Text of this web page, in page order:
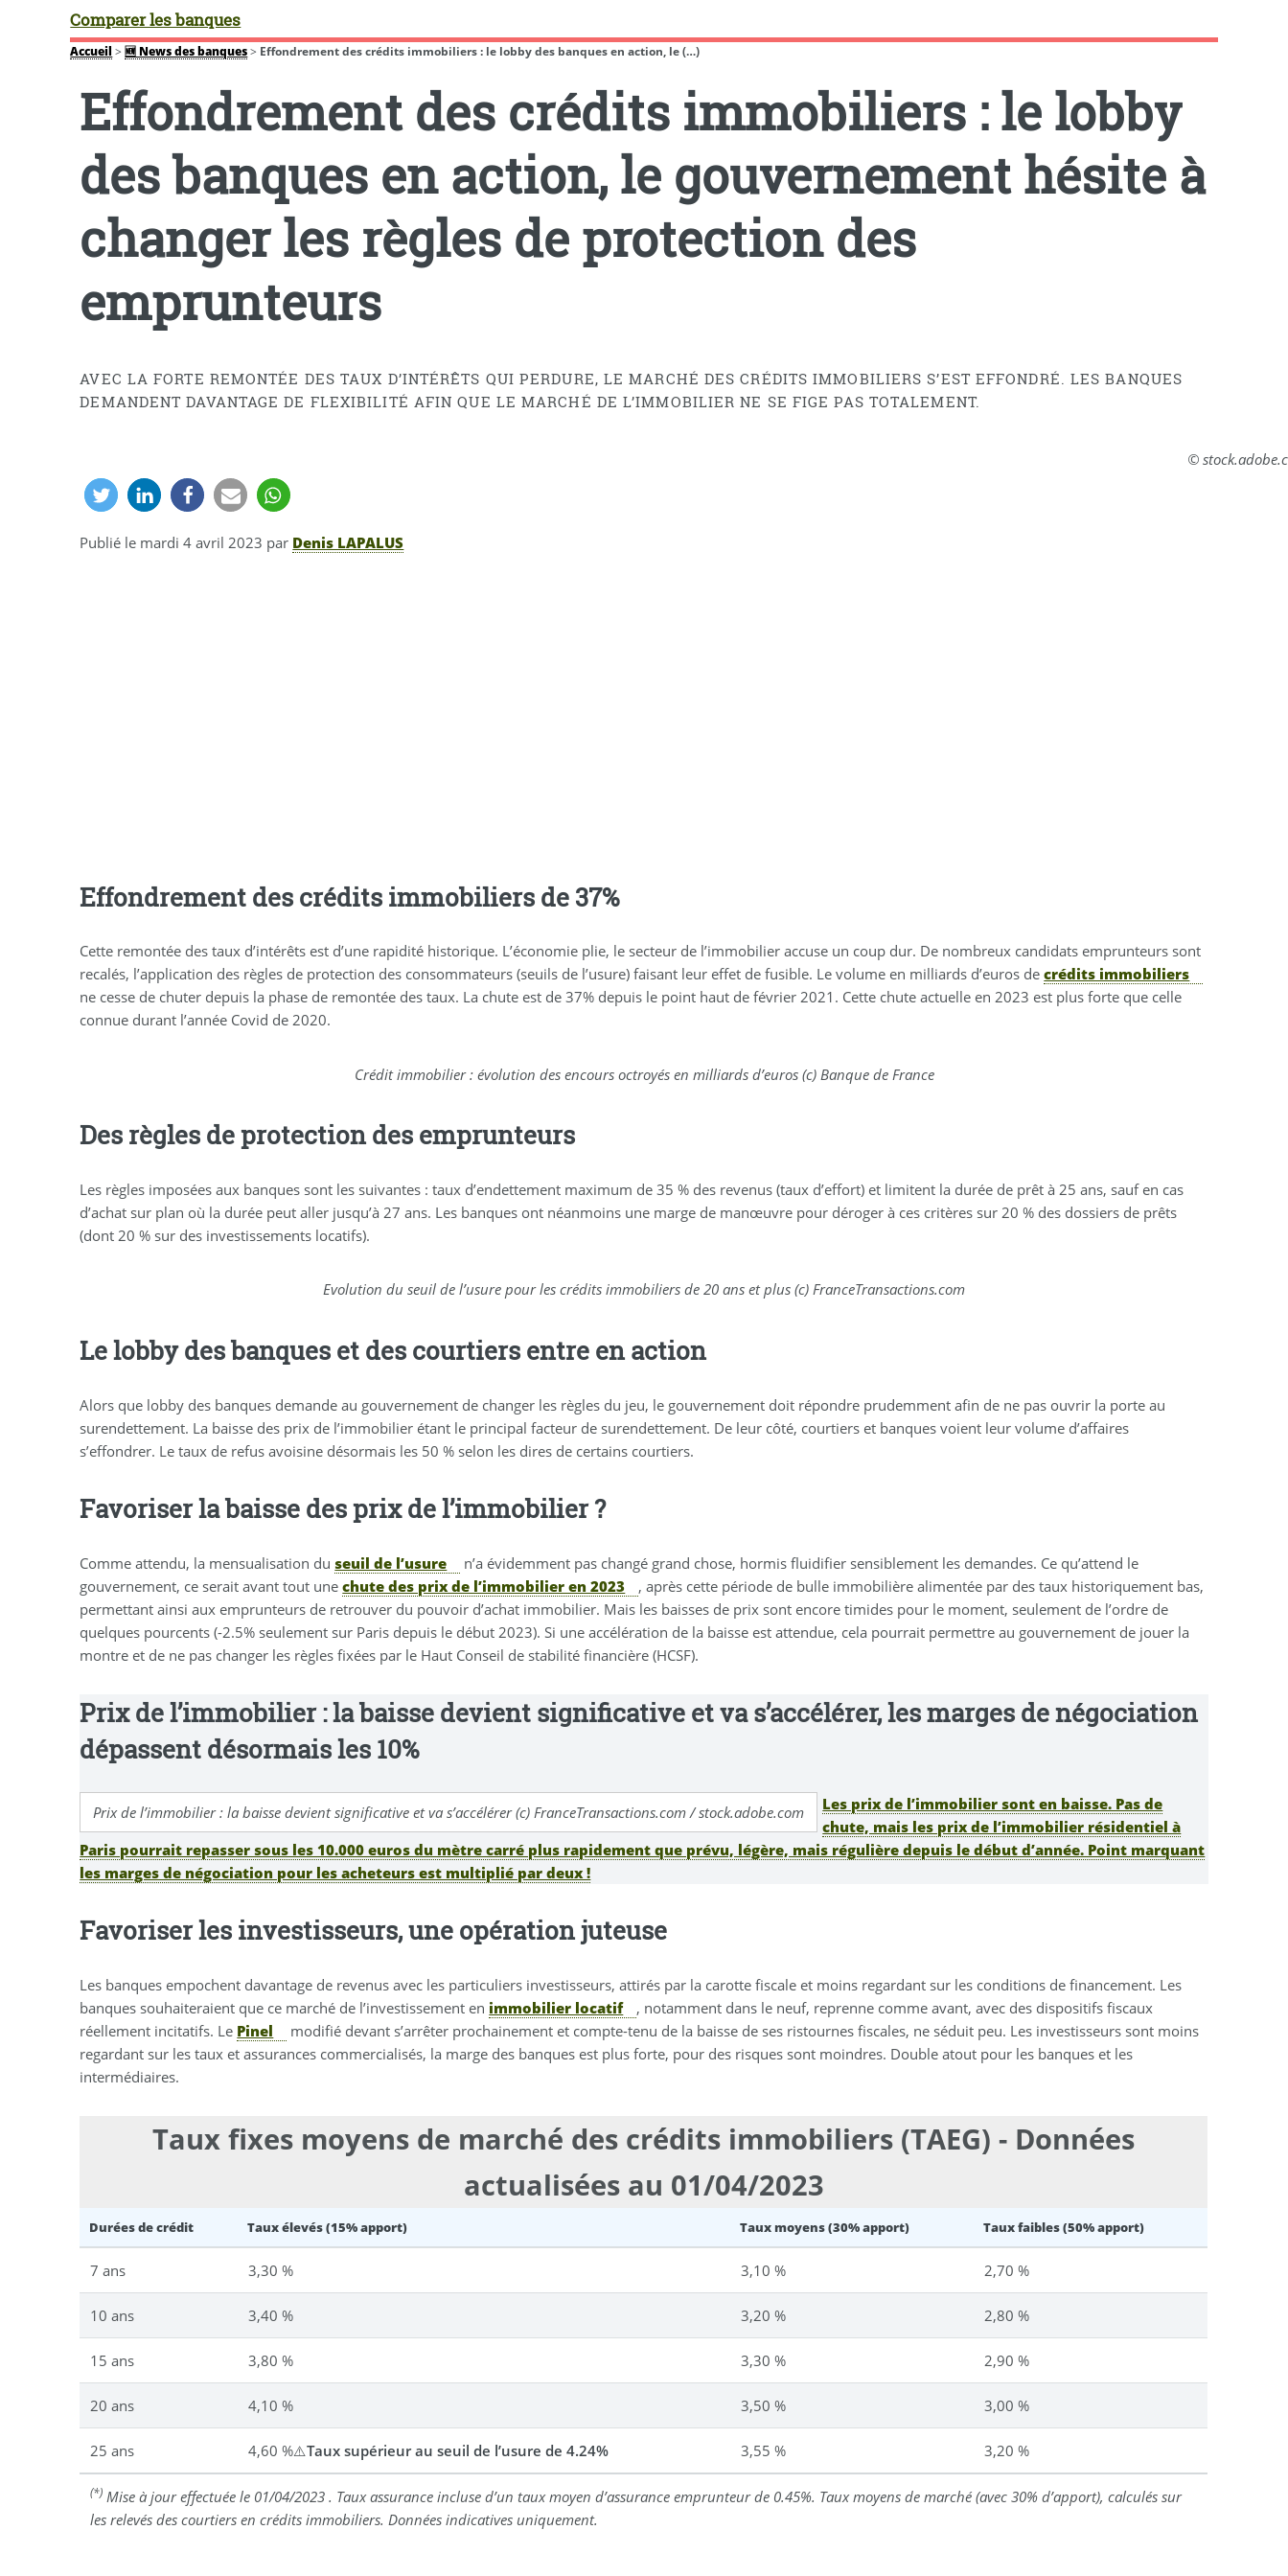
Comparer les banques
Accueil >🆕 News des banques> Effondrement des crédits immobiliers : le lobby des banques en action, le (…)
Effondrement des crédits immobiliers : le lobby
des banques en action, le gouvernement hésite à
changer les règles de protection des
emprunteurs
AVEC LA FORTE REMONTÉE DES TAUX D’INTÉRÊTS QUI PERDURE, LE MARCHÉ DES CRÉDITS IMMOBILIERS S’EST EFFONDRÉ. LES BANQUES
DEMANDENT DAVANTAGE DE FLEXIBILITÉ AFIN QUE LE MARCHÉ DE L’IMMOBILIER NE SE FIGE PAS TOTALEMENT.
©
Publié le mardi 4 avril 2023 par Denis LAPALUS
Effondrement des crédits immobiliers de 37%
Cette remontée des taux d’intérêts est d’une rapidité historique. L’économie plie, le secteur de l’immobilier accuse un coup dur. De nombreux candidats emprunteurs sont
recalés, l’application des règles de protection des consommateurs (seuils de l’usure) faisant leur effet de fusible. Le volume en milliards d’euros decrédits immobiliers
ne cesse de chuter depuis la phase de remontée des taux. La chute est de 37% depuis le point haut de février 2021. Cette chute actuelle en 2023 est plus forte que celle
connue durant l’année Covid de 2020.
Crédit immobilier : évolution des encours octroyés en milliards d’euros (c) Banque de France
Des règles de protection des emprunteurs
Les règles imposées aux banques sont les suivantes : taux d’endettement maximum de 35 % des revenus (taux d’effort) et limitent la durée de prêt à 25 ans, sauf en cas
d’achat sur plan où la durée peut aller jusqu’à 27 ans. Les banques ont néanmoins une marge de manœuvre pour déroger à ces critères sur 20 % des dossiers de prêts
(dont 20 % sur des investissements locatifs).
Evolution du seuil de l’usure pour les crédits immobiliers de 20 ans et plus (c) FranceTransactions.com
Le lobby des banques et des courtiers entre en action
Alors que lobby des banques demande au gouvernement de changer les règles du jeu, le gouvernement doit répondre prudemment afin de ne pas ouvrir la porte au
surendettement. La baisse des prix de l’immobilier étant le principal facteur de surendettement. De leur côté, courtiers et banques voient leur volume d’affaires
s’effondrer. Le taux de refus avoisine désormais les 50 % selon les dires de certains courtiers.
Favoriser la baisse des prix de l’immobilier ?
Comme attendu, la mensualisation duseuil de l’usure
n’a évidemment pas changé grand chose, hormis fluidifier sensiblement les demandes. Ce qu’attend le
gouvernement, ce serait avant tout unechute des prix de l’immobilier en 2023
, après cette période de bulle immobilière alimentée par des taux historiquement bas,
permettant ainsi aux emprunteurs de retrouver du pouvoir d’achat immobilier. Mais les baisses de prix sont encore timides pour le moment, seulement de l’ordre de
quelques pourcents (-2.5% seulement sur Paris depuis le début 2023). Si une accélération de la baisse est attendue, cela pourrait permettre au gouvernement de jouer la
montre et de ne pas changer les règles fixées par le Haut Conseil de stabilité financière (HCSF).
Prix de l’immobilier : la baisse devient significative et va s’accélérer, les marges de négociation
dépassent désormais les 10%
Prix de l’immobilier : la baisse devient significative et va s’accélérer (c) FranceTransactions.com / stock.adobe.com
Les prix de l’immobilier sont en baisse. Pas de
chute, mais les prix de l’immobilier résidentiel à
Paris pourrait repasser sous les 10.000 euros du mètre carré plus rapidement que prévu, légère, mais régulière depuis le début d’année. Point marquant
les marges de négociation pour les acheteurs est multiplié par deux !
Favoriser les investisseurs, une opération juteuse
Les banques empochent davantage de revenus avec les particuliers investisseurs, attirés par la carotte fiscale et moins regardant sur les conditions de financement. Les
banques souhaiteraient que ce marché de l’investissement en immobilier locatif
, notamment dans le neuf, reprenne comme avant, avec des dispositifs fiscaux
réellement incitatifs. Le Pinel
modifié devant s’arrêter prochainement et compte-tenu de la baisse de ses ristournes fiscales, ne séduit peu. Les investisseurs sont moins
regardant sur les taux et assurances commercialisés, la marge des banques est plus forte, pour des risques sont moindres. Double atout pour les banques et les
intermédiaires.
Taux fixes moyens de marché des crédits immobiliers (TAEG) - Données
actualisées au 01/04/2023
Durées de crédit Taux élevés (15% apport) Taux moyens (30% apport) Taux faibles (50% apport)
7 ans 3,30 % 3,10 % 2,70 %
10 ans 3,40 % 3,20 % 2,80 %
15 ans 3,80 % 3,30 % 2,90 %
20 ans 4,10 % 3,50 % 3,00 %
25 ans 4,60 %⚠️Taux supérieur au seuil de l’usure de 4.24% 3,55 % 3,20 %
(*) Mise à jour effectuée le 01/04/2023. Taux assurance incluse d’un taux moyen d’assurance emprunteur de 0.45%. Taux moyens de marché (avec 30% d’apport), calculés sur
les relevés des courtiers en crédits immobiliers. Données indicatives uniquement.